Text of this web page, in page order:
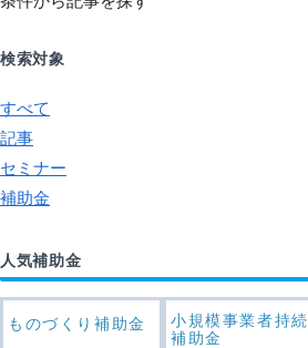
検索対象
すべて
記事
セミナー
補助金
人気補助金
ものづくり補助金
小規模事業者持続
補助金